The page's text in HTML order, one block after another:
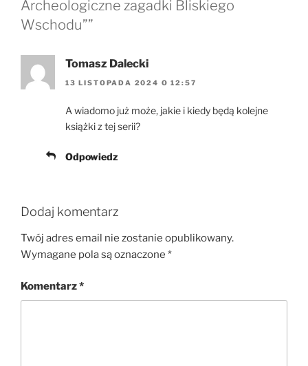
Archeologiczne zagadki Bliskiego
Wschodu””
Tomasz Dalecki
13 LISTOPADA 2024 O 12:57
A wiadomo już może, jakie i kiedy będą kolejne
książki z tej serii?
Odpowiedz
Dodaj komentarz
Twój adres email nie zostanie opublikowany.
Wymagane pola są oznaczone *
Komentarz*